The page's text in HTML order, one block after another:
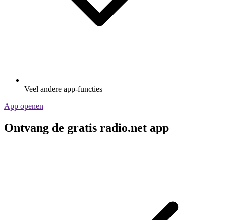
Veel andere app-functies
App openen
Ontvang de gratis radio.net app